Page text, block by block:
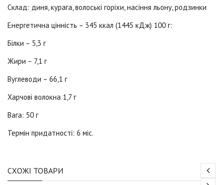
Склад: диня, курага, волоські горіхи, насіння льону, родзинки
Енергетична цінність – 345 ккал (1445 кДж) 100 г:
Білки – 5,3 г
Жири – 7,1 г
Вуглеводи – 66,1 г
Харчові волокна 1,7 г
Вага: 50 г
Термін придатності: 6 міс.
СХОЖІ ТОВАРИ